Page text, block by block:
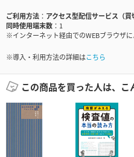
ご利用方法
アクセス型配信サービス（買
同時使用端末数
1
※インターネット経由でのWEBブラウザ
※導入・利用方法の詳細はこちら
この商品を買った人は、こ